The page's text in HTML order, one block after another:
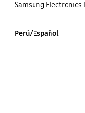
Samsung Electronics
Perú/Español